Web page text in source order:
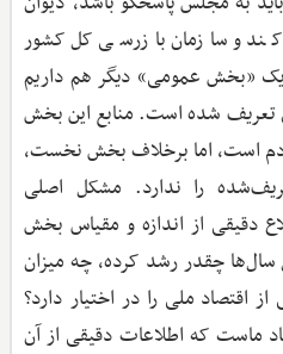
و سازمان بازرسی کل کشور
یک «بخش عمومی» دیگر هم داریم
تعریف شده است. منابع این بخش
است، اما برخلاف بخش نخست،
را ندارد. مشکل اصلی
دقیقی از اندازه و مقیاس بخش
چقدر رشد کرده، چه میزان
ملی را در اختیار دارد؟
ماست که اطلاعات دقیقی از آن